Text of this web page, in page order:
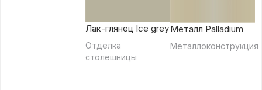
Лак-глянец Ice grey
Отделка
столешницы
Металл Palladium
Металлоконструкция